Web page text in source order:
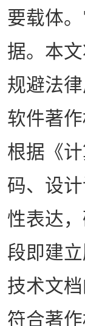
要载体
据。本
规避法
软件著
根据《
码、设
性表达
段即建
技术文
符合著